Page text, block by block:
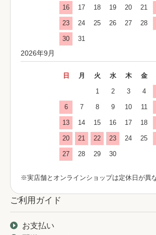
16 17 18 19 20 21
23 24 25 26 27 28
30 31
2026年9月
日 月 火 水 木 金
1 2 3 4
6 7 8 9 10 11
13 14 15 16 17 18
20 21 22 23 24 25
27 28 29 30
※実店舗とオンラインショップは定休日が異
ご利用ガイド
お支払い